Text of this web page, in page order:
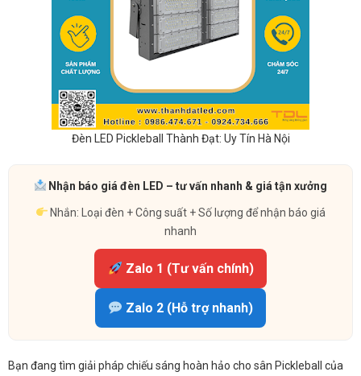
Đèn LED Pickleball Thành Đạt: Uy Tín Hà Nội
Nhận báo giá đèn LED – tư vấn nhanh & giá tận xưởng
Nhắn: Loại đèn + Công suất + Số lượng để nhận báo giá
nhanh
Zalo 1 (Tư vấn chính)
Zalo 2 (Hỗ trợ nhanh)
Bạn đang tìm giải pháp chiếu sáng hoàn hảo cho sân Pickleball của